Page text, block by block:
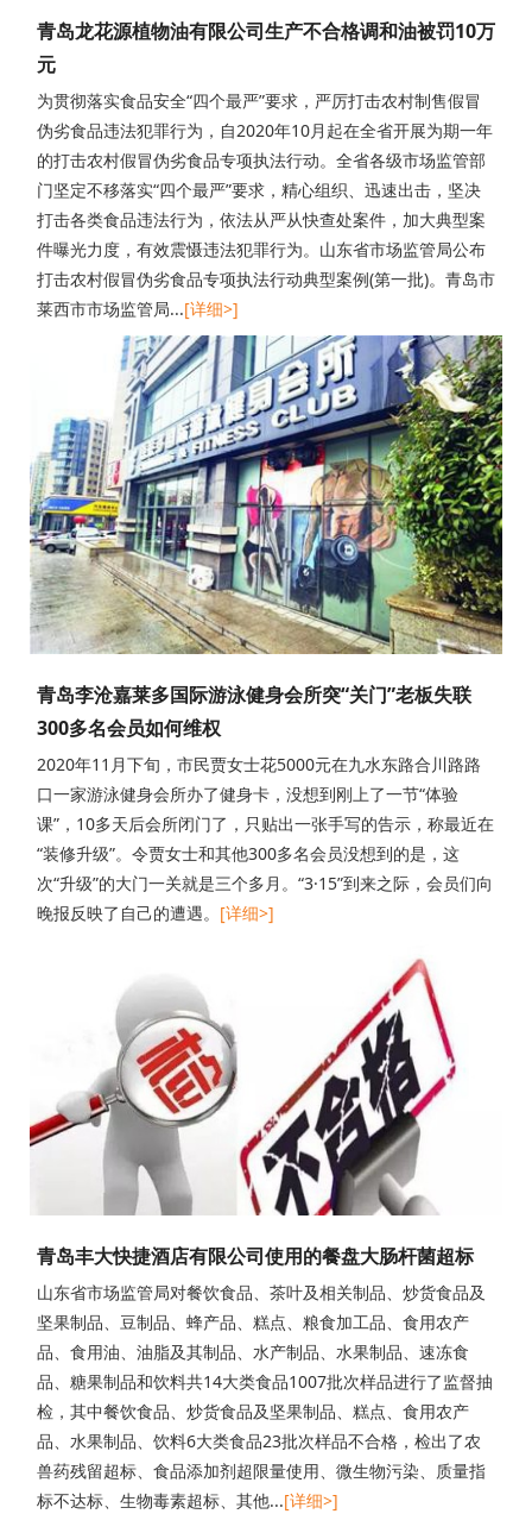
青岛龙花源植物油有限公司生产不合格调和油被罚10万
元
为贯彻落实食品安全“四个最严”要求，严厉打击农村制售假冒
伪劣食品违法犯罪行为，自2020年10月起在全省开展为期一年
的打击农村假冒伪劣食品专项执法行动。全省各级市场监管部
门坚定不移落实“四个最严”要求，精心组织、迅速出击，坚决
打击各类食品违法行为，依法从严从快查处案件，加大典型案
件曝光力度，有效震慑违法犯罪行为。山东省市场监管局公布
打击农村假冒伪劣食品专项执法行动典型案例(第一批)。青岛市
莱西市市场监管局...[详细>]
青岛李沧嘉莱多国际游泳健身会所突“关门”老板失联
300多名会员如何维权
​2020年11月下旬，市民贾女士花5000元在九水东路合川路路
口一家游泳健身会所办了健身卡，没想到刚上了一节“体验
课”，10多天后会所闭门了，只贴出一张手写的告示，称最近在
“装修升级”。令贾女士和其他300多名会员没想到的是，这
次“升级”的大门一关就是三个多月。“3·15”到来之际，会员们向
晚报反映了自己的遭遇。 [详细>]
青岛丰大快捷酒店有限公司使用的餐盘大肠杆菌超标
山东省市场监管局对餐饮食品、茶叶及相关制品、炒货食品及
坚果制品、豆制品、蜂产品、糕点、粮食加工品、食用农产
品、食用油、油脂及其制品、水产制品、水果制品、速冻食
品、糖果制品和饮料共14大类食品1007批次样品进行了监督抽
检，其中餐饮食品、炒货食品及坚果制品、糕点、食用农产
品、水果制品、饮料6大类食品23批次样品不合格，检出了农
兽药残留超标、食品添加剂超限量使用、微生物污染、质量指
标不达标、生物毒素超标、其他...[详细>]